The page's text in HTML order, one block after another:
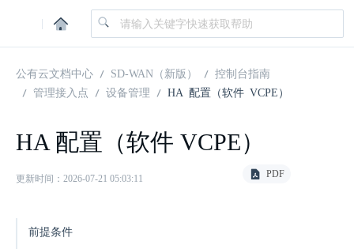
|
公有云文档中心 SD-WAN（新版）
控制台指南
管理接入点
设备管理 HA 配置（软件 VCPE）
HA 配置（软件 VCPE）
更新时间：2026-07-21 05:03:11 PDF
前提条件